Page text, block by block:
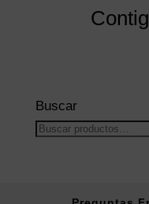
Buscar
Buscar